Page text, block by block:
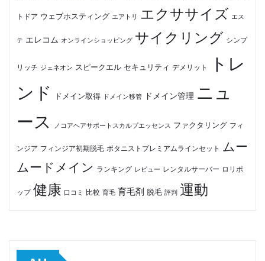
トドア ウェブホスティング エアトリ エクササイズ エス
テ エレコム オンラインショッピング サイクリング シンプ
リッチ ジェネオン スピークエル セキュリティ デメリット
トレ
ンド
ドメイン取得 ドメイン移管 ドメイン管理 ニュ
ース
ノコアヘアサポートスカルプエッセンス ファクタリング フィ
ンジア フィンジア初期脱毛 ボタニストプレミアムラインセット ムー
ムードメイン ランキング レビュー レンタルサーバー ロリポ
ップ 健康 口コミ 比較 育毛 育毛剤 脱毛 評判 運動